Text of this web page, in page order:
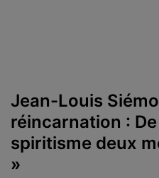
Jean-Louis
réincarnation :
spiritisme deux
»